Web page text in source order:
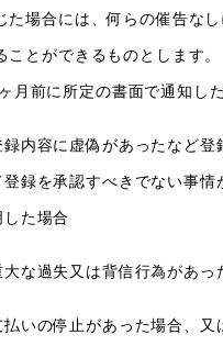
た場合には、何らの催告な
ことができるものとします。
月前に所定の書面で通知し
録内容に虚偽があったなど登
登録を承認すべきでない事情
した場合
大な過失又は背信行為があっ
払いの停止があった場合、又